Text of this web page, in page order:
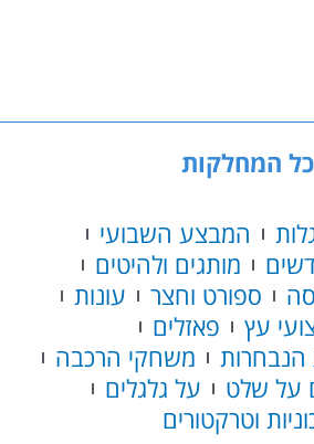
כל המחלקות
המבצע השבועי
מותגים ולהיטים
ספורט וחצר
עונות
עץ
פאזלים
משחקי הרכבה
על שלט
על גלגלים
וטרקטורים